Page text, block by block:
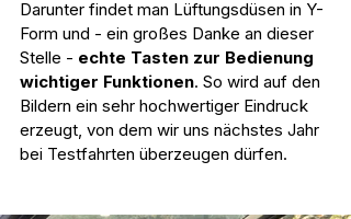
Darunter findet man Lüftungsdüsen in Y-
Form und - ein großes Danke an dieser
Stelle - echte Tasten zur Bedienung
wichtiger Funktionen. So wird auf den
Bildern ein sehr hochwertiger Eindruck
erzeugt, von dem wir uns nächstes Jahr
bei Testfahrten überzeugen dürfen.